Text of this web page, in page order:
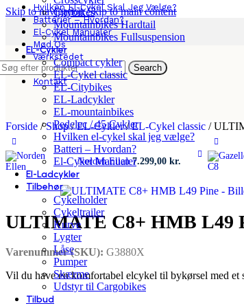
Skip to navigationSkip to main content
Hvilken El-Cykel Skal Jeg Vælge?
Batterier – Hvordan?
El-Cykel Manualer
Mød Os
Værkstedet
App
Kontakt
Search
Citybikes
Mountainbikes Hardtail
Mountainbikes Fullsuspension
EL-Cykler
Compact cykler
EL-Cykel classic
EL-Citybikes
EL-Ladcykler
EL-mountainbikes
Pedelec / 45 Cykler
Hvilken el-cykel skal jeg vælge?
Batteri – Hvordan?
El-Cykel Manualer
El-Ladcykler
Tilbehør
Cykelholder
Cykeltrailer
Kurve
Lygter
Låse
Pumper
Skærme
Udstyr til Cargobikes
Tilbud
Forside / Shop/ EL-Cykler/ EL-Cykel classic /
Norden Ellen7.299,00 kr.
ULTIMATE C8+ HMB L49
Varenummer (SKU): G3880X
Vil du have en komfortabel elcykel til bykørsel med